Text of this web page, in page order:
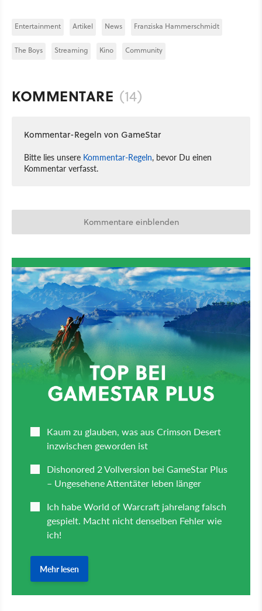
Entertainment Artikel News Franziska Hammerschmidt
The Boys Streaming Kino Community
KOMMENTARE (14)
Kommentar-Regeln von GameStar
Bitte lies unsere Kommentar-Regeln, bevor Du einen
Kommentar verfasst.
Kommentare einblenden